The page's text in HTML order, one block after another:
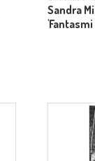
Sandra